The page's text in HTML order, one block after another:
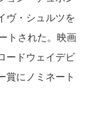
ヴ・シュルツを
トされた。映画
ードウェイデビ
賞にノミネート